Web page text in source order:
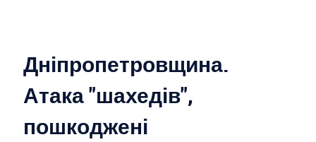
Дніпропетровщина.
Атака "шахедів",
пошкоджені